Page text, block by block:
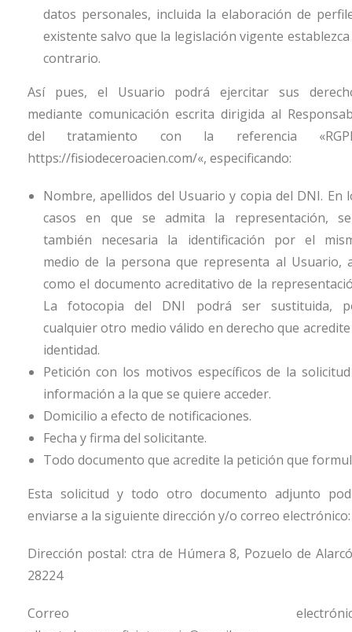
datos personales, incluida la elaboración de
existente salvo que la legislación vigente
contrario.
Así pues, el Usuario podrá ejercitar sus
mediante comunicación escrita dirigida al
del tratamiento con la referencia
https://fisiodeceroacien.com/«, especificando:
Nombre, apellidos del Usuario y copia del DNI. En
casos en que se admita la representación,
también necesaria la identificación por el
medio de la persona que representa al Usuario,
como el documento acreditativo de la
La fotocopia del DNI podrá ser sustituida,
cualquier otro medio válido en derecho que
identidad.
Petición con los motivos específicos de la
información a la que se quiere acceder.
Domicilio a efecto de notificaciones.
Fecha y firma del solicitante.
Todo documento que acredite la petición que
Esta solicitud y todo otro documento adjunto
enviarse a la siguiente dirección y/o correo electrónico:
Dirección postal: ctra de Húmera 8, Pozuelo de
28224
Correo